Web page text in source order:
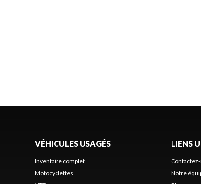
VÉHICULES USAGÉS
Inventaire complet
Motocyclettes
LIENS
Notre